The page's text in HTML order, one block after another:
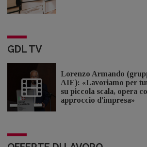
GDL TV
Lorenzo Armando
AIE): «Lavoriamo per
su piccola scala, opera
approccio d'impresa»